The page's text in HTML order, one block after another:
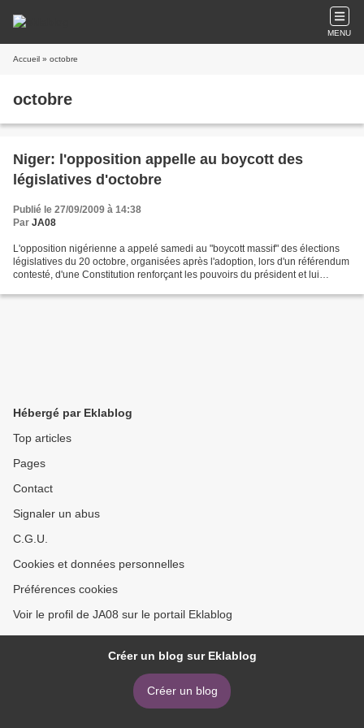
MENU
Accueil » octobre
octobre
Niger: l'opposition appelle au boycott des
législatives d'octobre
Publié le 27/09/2009 à 14:38
Par JA08
L'opposition nigérienne a appelé samedi au "boycott massif" des élections
législatives du 20 octobre, organisées après l'adoption, lors d'un référendum
contesté, d'une Constitution renforçant les pouvoirs du président et lui
Hébergé par Eklablog
Top articles
Pages
Contact
Signaler un abus
C.G.U.
Cookies et données personnelles
Préférences cookies
Voir le profil de JA08 sur le portail Eklablog
Créer un blog sur Eklablog
Créer un blog